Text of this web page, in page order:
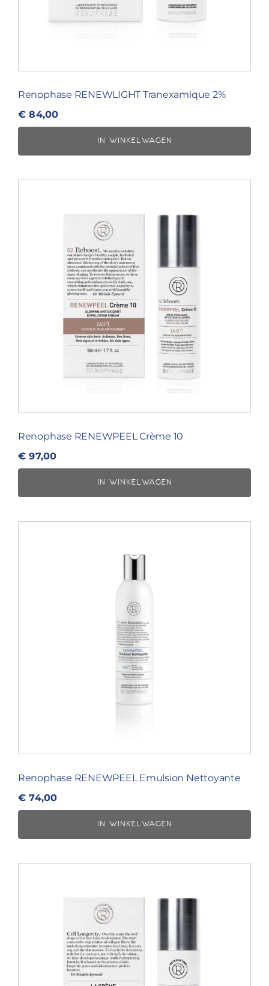
Renophase RENEWLIGHT Tranexamique 2%
€ 84,00
IN WINKELWAGEN
Renophase RENEWPEEL Crème 10
€ 97,00
IN WINKELWAGEN
Renophase RENEWPEEL Emulsion Nettoyante
€ 74,00
IN WINKELWAGEN